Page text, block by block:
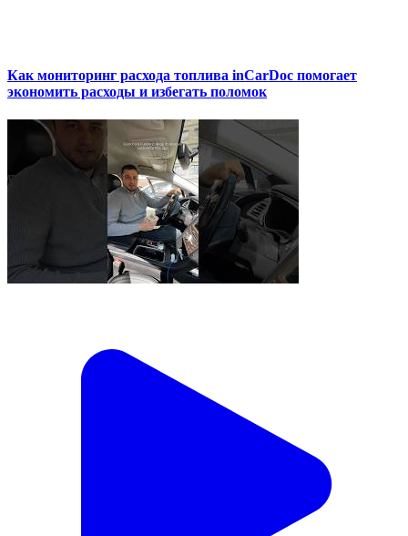
Как мониторинг расхода топлива inCarDoc помогает
экономить расходы и избегать поломок